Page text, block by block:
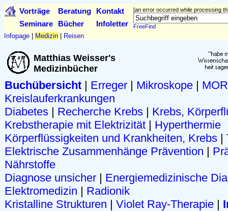
Vorträge Beratung Kontakt [an error occurred while processing
FreeFind
Seminare Bücher Infoletter
Infopage Medizin Reisen
Matthias Weisser's
Medizinbücher
Buchübersicht | Erreger | Mikroskope |
Kreislauferkrankungen
Diabetes | Recherche Krebs | Krebs,
Krebstherapie mit Elektrizität | Hyperthermie
Körperflüssigkeiten und Krankheiten, Krebs |
Elektrische Zusammenhänge Prävention |
Nährstoffe
Diagnose unsicher | Energiemedizinische
Elektromedizin | Radionik
Kristalline Strukturen | Violet Ray-Therapie |